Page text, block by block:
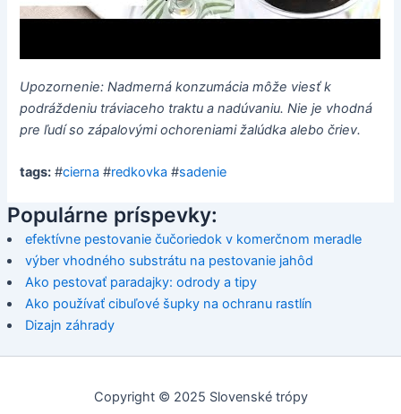
Upozornenie: Nadmerná konzumácia môže viesť k
podráždeniu tráviaceho traktu a nadúvaniu. Nie je vhodná
pre ľudí so zápalovými ochoreniami žalúdka alebo čriev.
tags: #cierna #redkovka #sadenie
Populárne príspevky:
efektívne pestovanie čučoriedok v komerčnom meradle
výber vhodného substrátu na pestovanie jahôd
Ako pestovať paradajky: odrody a tipy
Ako používať cibuľové šupky na ochranu rastlín
Dizajn záhrady
Copyright © 2025 Slovenské trópy